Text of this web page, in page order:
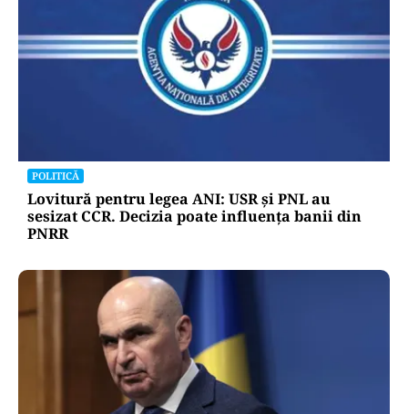
POLITICĂ
Lovitură pentru legea ANI: USR și PNL au
sesizat CCR. Decizia poate influența banii din
PNRR